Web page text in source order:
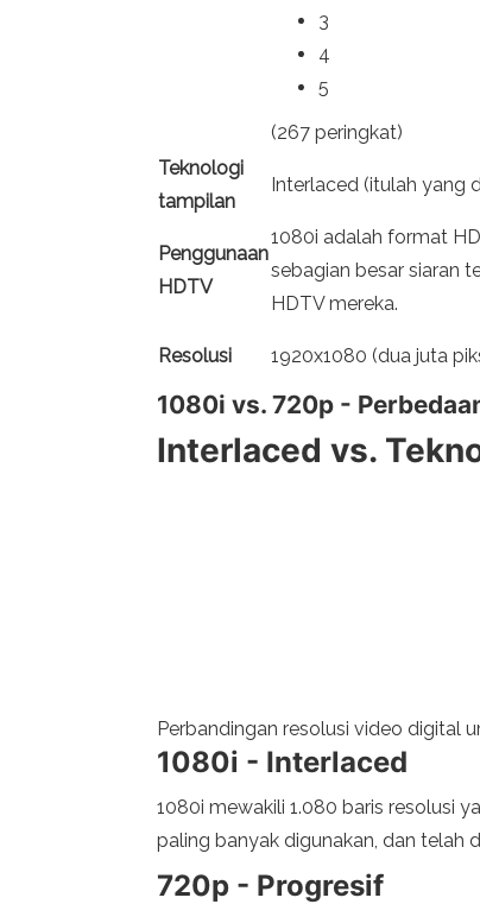
3
4
5
(267 peringkat)
Teknologi
tampilan
Interlaced (itulah yang
Penggunaan
HDTV
1080i adalah format
sebagian besar siaran
HDTV mereka.
Resolusi 1920x1080 (dua juta
1080i vs. 720p -
Interlaced vs.
Perbandingan resolusi video digital
1080i - Interlaced
1080i mewakili 1.080 baris resolusi
paling banyak digunakan, dan telah
720p - Progresif